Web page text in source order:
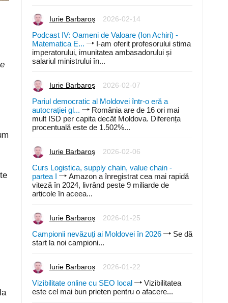
Iurie Barbaroș 2026-02-14
Podcast IV: Oameni de Valoare (Ion Achiri) -
Matematica E...
I-am oferit profesorului stima
imperatorului, imunitatea ambasadorului și
salariul ministrului în...
Iurie Barbaroș 2026-02-07
Pariul democratic al Moldovei într-o eră a
autocrației gl...
România are de 16 ori mai
mult ISD per capita decât Moldova. Diferența
procentuală este de 1.502%...
Iurie Barbaroș 2026-02-06
Curs Logistica, supply chain, value chain -
partea I
Amazon a înregistrat cea mai rapidă
viteză în 2024, livrând peste 9 miliarde de
articole în aceea...
Iurie Barbaroș 2026-01-25
Campionii nevăzuți ai Moldovei în 2026
Se dă
start la noi campioni...
Iurie Barbaroș 2026-01-22
Vizibilitate online cu SEO local
Vizibilitatea
este cel mai bun prieten pentru o afacere...